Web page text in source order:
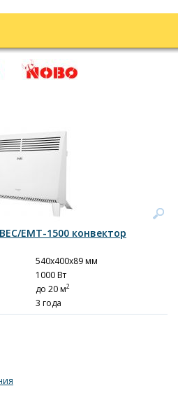
EMT-1500 конвектор
540x400x89 мм
1000 Вт
до 20 м2
3 года